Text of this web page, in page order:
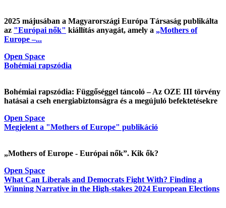
2025 májusában a Magyarországi Európa Társaság publikálta
az "Európai nők" kiállítás anyagát, amely a „Mothers of
Europe –...
Open Space
Bohémiai rapszódia
Bohémiai rapszódia: Függőséggel táncoló – Az OZE III törvény
hatásai a cseh energiabiztonságra és a megújuló befektetésekre
Open Space
Megjelent a "Mothers of Europe" publikáció
„Mothers of Europe - Európai nők”. Kik ők?
Open Space
What Can Liberals and Democrats Fight With? Finding a
Winning Narrative in the High-stakes 2024 European Elections